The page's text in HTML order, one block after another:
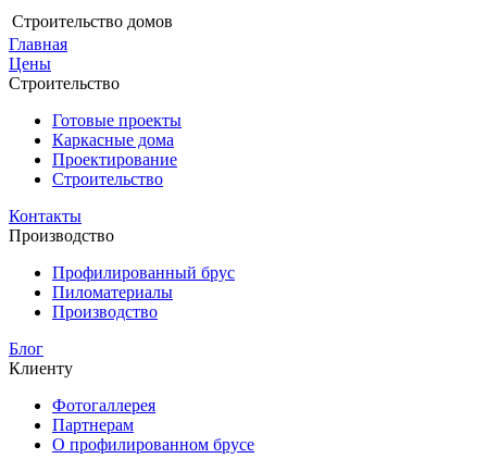
Строительство домов
Главная
Цены
Строительство
Готовые проекты
Каркасные дома
Проектирование
Строительство
Контакты
Производство
Профилированный брус
Пиломатериалы
Производство
Блог
Клиенту
Фотогаллерея
Партнерам
О профилированном брусе